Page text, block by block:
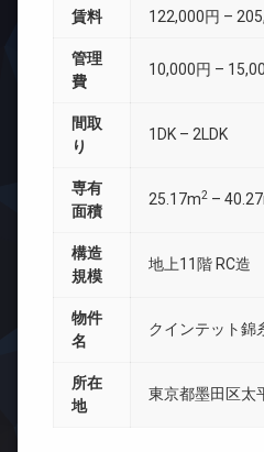
賃料 122,000円 –
管理
費
10,000円 –
間取
り
1DK – 2LDK
専有
面積
25.17m2 –
構造
規模
地上11階 RC造
物件
名
クインテット錦
所在
地
東京都墨田区太